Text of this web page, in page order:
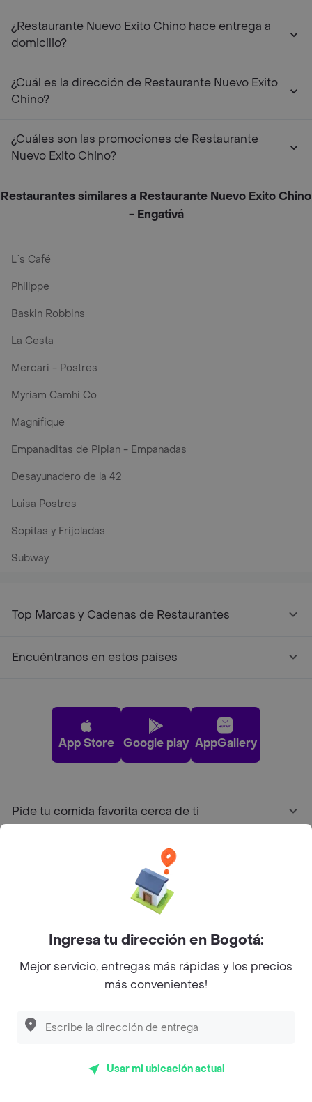
¿Restaurante Nuevo Exito Chino hace entrega a
domicilio?
¿Cuál es la dirección de Restaurante Nuevo Exito
Chino?
¿Cuáles son las promociones de Restaurante
Nuevo Exito Chino?
Restaurantes similares a Restaurante Nuevo Exito Chino
- Engativá
L´s Café
Philippe
Baskin Robbins
La Cesta
Mercari - Postres
Myriam Camhi Co
Magnifique
Empanaditas de Pipian - Empanadas
Desayunadero de la 42
Luisa Postres
Sopitas y Frijoladas
Subway
Top Marcas y Cadenas de Restaurantes
Encuéntranos en estos países
App Store Google play AppGallery
Pide tu comida favorita cerca de ti
Sobre Rappi
Facebook
Twitter
Instagram
Ingresa tu dirección en Bogotá:
Mejor servicio, entregas más rápidas y los precios
más convenientes!
Usar mi ubicación actual